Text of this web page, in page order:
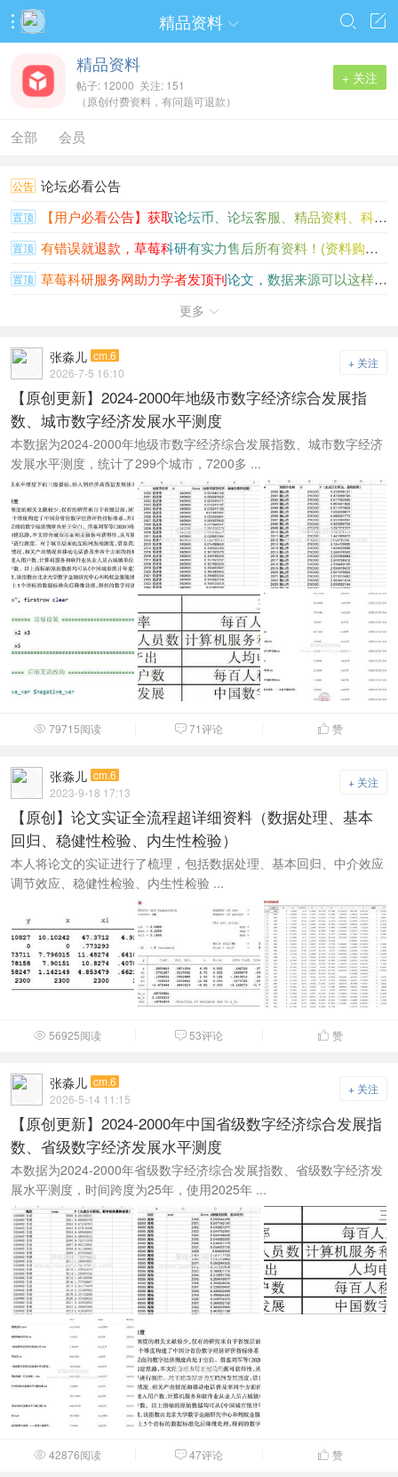
 精品资料  

+ 关注
精品资料
帖子: 12000 关注: 151
（原创付费资料，有问题可退款）
全部 会员
公告 论坛必看公告
置顶 【用户必看公告】获取论坛币、论坛客服、精品资料、科研共享、开票开发票
置顶 有错误就退款，草莓科研有实力售后所有资料！(资料购买不是一锤子买卖！)
置顶 草莓科研服务网助力学者发顶刊论文，数据来源可以这样写（权威严谨踏实可靠，真正能够使用并且可以公开）
看过草莓科研，再加科研数据会员！【资料海量齐全原创率行业顶尖、价格低无虚假资料】（不怕比较的会员资料）
stata显著性调节、显著性符号调节、回归显著（符号调节、中介效应、调节效应、DID模型、系统GMM等）
更多 
+ 关注
张淼儿 cm.6
2026-7-5 16:10
【原创更新】2024-2000年地级市数字经济综合发展指
数、城市数字经济发展水平测度
本数据为2024-2000年地级市数字经济综合发展指数、城市数字经济
发展水平测度，统计了299个城市，7200多 ...
 79715阅读  71评论  赞
+ 关注
张淼儿 cm.6
2023-9-18 17:13
【原创】论文实证全流程超详细资料（数据处理、基本
回归、稳健性检验、内生性检验）
本人将论文的实证进行了梳理，包括数据处理、基本回归、中介效应
调节效应、稳健性检验、内生性检验 ...
 56925阅读  53评论  赞
+ 关注
张淼儿 cm.6
2026-5-14 11:15
【原创更新】2024-2000年中国省级数字经济综合发展指
数、省级数字经济发展水平测度
本数据为2024-2000年省级数字经济综合发展指数、省级数字经济发
展水平测度，时间跨度为25年，使用2025年 ...
 42876阅读  47评论  赞